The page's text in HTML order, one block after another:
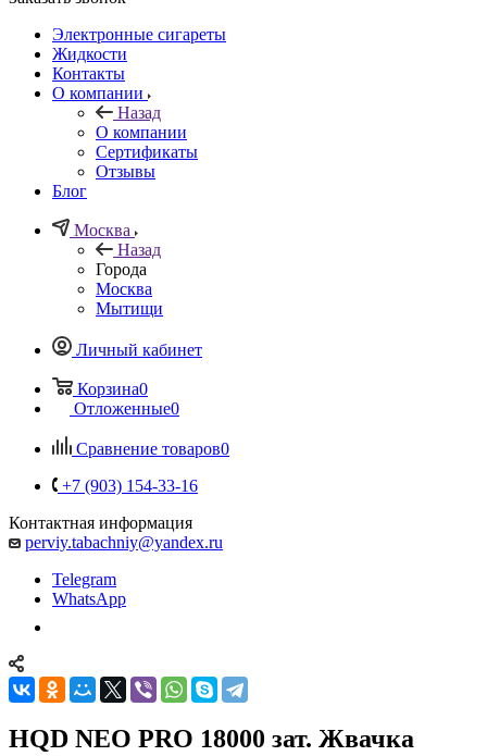
Электронные сигареты
Жидкости
Контакты
О компании
Назад
О компании
Сертификаты
Отзывы
Блог
Москва
Назад
Города
Москва
Мытищи
Личный кабинет
Корзина0
Отложенные0
Сравнение товаров0
+7 (903) 154-33-16
Контактная информация
perviy.tabachniy@yandex.ru
Telegram
WhatsApp
HQD NEO PRO 18000 зат. Жвачка